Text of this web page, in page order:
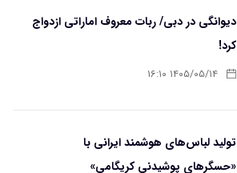
دیوانگی در دبی/ ربات معروف اماراتی ازدواج
کرد!
۱۴۰۵/۰۵/۱۴ ۱۶:۱۰
تولید لباس‌های هوشمند ایرانی با
«حسگرهای پوشیدنی کریگامی»